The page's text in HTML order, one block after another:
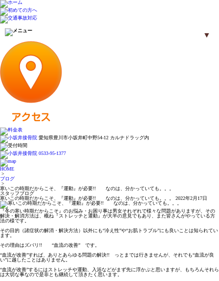
▼
▼
愛知県豊川市小坂井町中野54-12 カルナドラッグ内
HOME
>
ブログ
>
寒いこの時期だからこそ、『運動』が必要!! なのは、分かっていても。。。
スタッフブログ
寒いこの時期だからこそ、『運動』が必要!! なのは、分かっていても。。。
2022年2月17日
『冬の寒い時期だからこそ』のお悩み・お困り事は男女それぞれで様々な問題がありますが、その
解決・解消方法は、概ね『ストレッチと運動』が大半の意見でもあり、また皆さんがやっている方
法の様です。
その目的（諸症状の解消・解決方法）以外にも“冷え性”や“お肌トラブル”にも良いことは知られてい
ます。
その理由はズバリ!! “血流の改善” です。
“血流が改善”すれば、ありとあらゆる問題の解決!! っとまでは行きませんが、それでも“血流が良
い”に越したことはありません。
“血流が改善”するにはストレッチや運動、入浴などがまず先に浮かぶと思いますが、もちろんそれら
は大切な事なので是非とも継続して頂きたく思います。